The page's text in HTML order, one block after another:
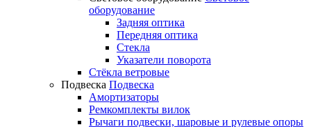
оборудование
Задняя оптика
Передняя оптика
Стекла
Указатели поворота
Стёкла ветровые
Подвеска Подвеска
Амортизаторы
Ремкомплекты вилок
Рычаги подвески, шаровые и рулевые опоры